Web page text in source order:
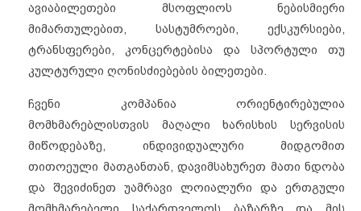
ავიაბილეთები მსოფლიოს ნებისმიერი
მიმართულებით, სასტუმროები, ექსკურსიები,
ტრანსფერები, კონცერტებისა და სპორტული თუ
კულტურული ღონისძიებების ბილეთები.
ჩვენი კომპანია ორიენტირებულია
მომხმარებლისთვის მაღალი ხარისხის სერვისის
მიწოდებაზე, ინდივიდუალური მიდგომით
თითოეული მათგანთან, დავიმსახურეთ მათი ნდობა
და შევიძინეთ უამრავი ლოიალური და ერთგული